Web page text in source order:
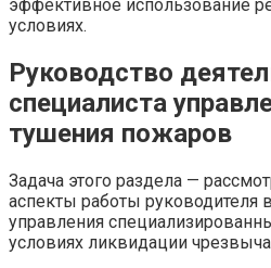
эффективное использование
условиях.
Руководство
специалиста
тушения пожаров
Задача этого раздела —
аспекты работы руководителя
управления
условиях ликвидации